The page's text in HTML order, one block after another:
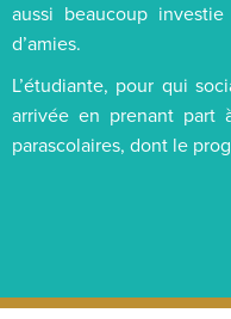
aussi beaucoup
d’amies.
L’étudiante, pour qui
arrivée en prenant part
parascolaires, dont le